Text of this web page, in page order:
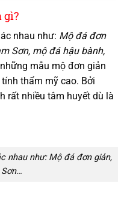
gì?
nhau như: Mộ đá đơn
Sơn, mộ đá hậu bành,
mẫu mộ đơn giản
thẩm mỹ cao. Bởi
rất nhiều tâm huyết dù là
nhau như: Mộ đá đơn giản,